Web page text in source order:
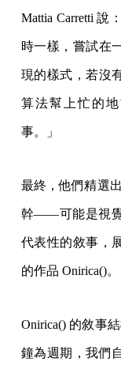
Mattia Carretti 說
時一樣，嘗試在
現的樣式，若沒
算法幫上忙的
事。」
最終，他們精選
幹——可能是視覺
代表性的敘事，
的作品 Onirica()。
Onirica() 的敘事
鐘為週期，我們